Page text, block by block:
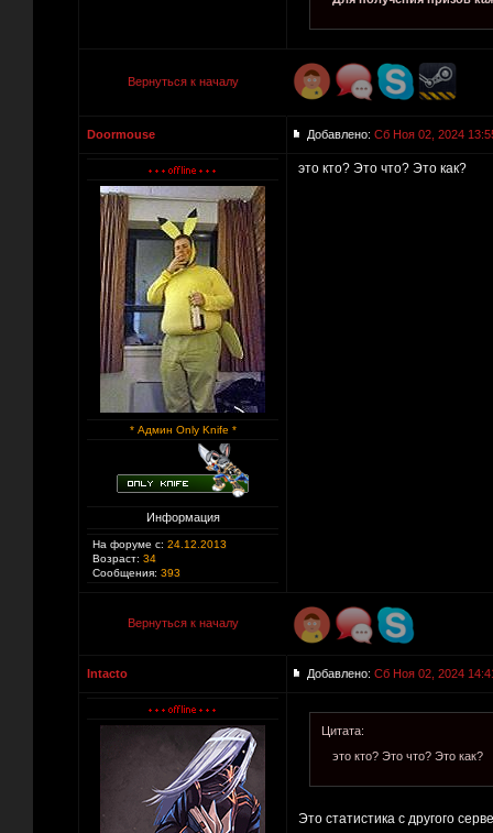
Вернуться к началу
Doormouse Добавлено: Сб Ноя 02, 2024
* Админ Only Knife *
Информация
На форуме с: 24.12.2013
Возраст: 34
Сообщения: 393
это кто? Это что? Это как?
Вернуться к началу
Intacto Добавлено: Сб Ноя 02, 2024
Цитата:
это кто? Это что? Это как?
Это статистика с другого